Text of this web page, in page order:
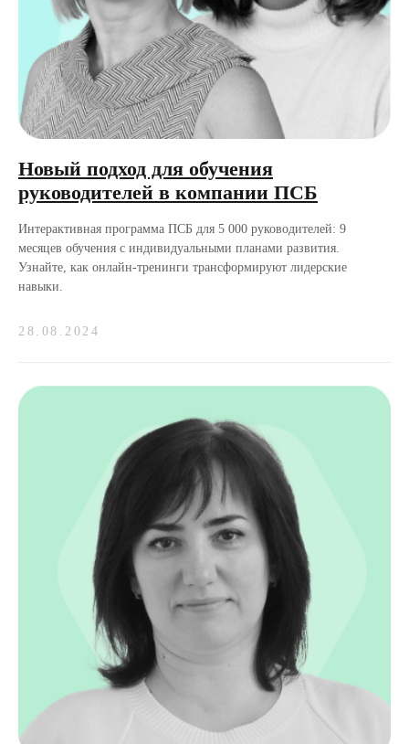
Новый подход для обучения
руководителей в компании ПСБ
Интерактивная программа ПСБ для 5 000 руководителей: 9
месяцев обучения с индивидуальными планами развития.
Узнайте, как онлайн-тренинги трансформируют лидерские
навыки.
28.08.2024